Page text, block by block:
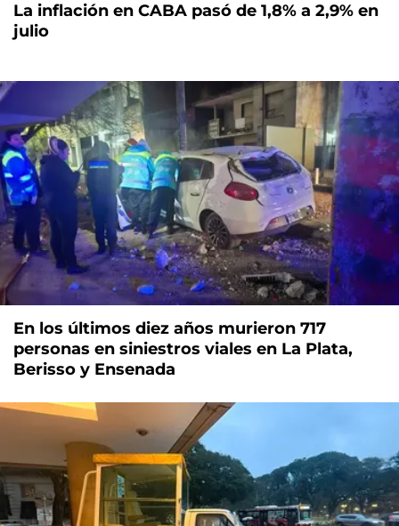
La inflación en CABA pasó de 1,8% a 2,9% en
julio
En los últimos diez años murieron 717
personas en siniestros viales en La Plata,
Berisso y Ensenada